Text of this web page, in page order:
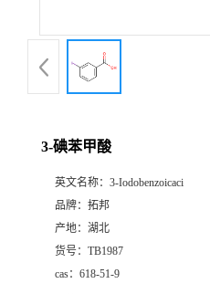
3-碘苯甲酸
英文名称： 3-Iodobenzoicaci
品牌： 拓邦
产地： 湖北
货号： TB1987
cas： 618-51-9